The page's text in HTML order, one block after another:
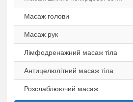
Масаж голови
Масаж рук
Лімфодренажний масаж тіла
Антицелюлітний масаж тіла
Розслаблюючий масаж